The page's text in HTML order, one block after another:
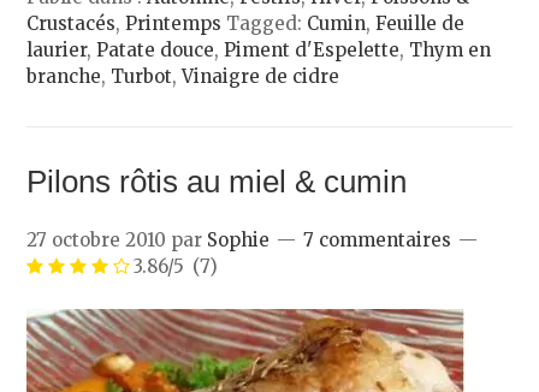
Crustacés,Printemps Tagged: Cumin,Feuille de
laurier,Patate douce,Piment d'Espelette, Thym en
branche, Turbot,Vinaigre de cidre
Pilons rôtis au miel & cumin
27 octobre 2010 par Sophie
7 commentaires
3.86/5 (7)